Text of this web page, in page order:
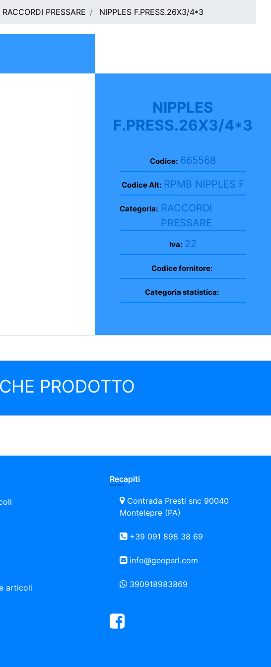
RACCORDI PRESSARE NIPPLES F.PRESS.26X3/4*3
NIPPLES
F.PRESS.26X3/4*3
Codice: 665568
Codice Alt: RPMB NIPPLES F
Categoria: RACCORDI
PRESSARE
Iva: 22
Codice fornitore:
Categoria statistica:
PRODOTTO
articoli
Recapiti
Contrada Presti snc 90040
Montelepre (PA)
+39 091 898 38 69
info@geopsrl.com
390918983869
Facebook